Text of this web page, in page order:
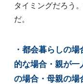
タイミングだろう
だ。
・都会暮らしの
的な場合・親が
の場合・母親の場